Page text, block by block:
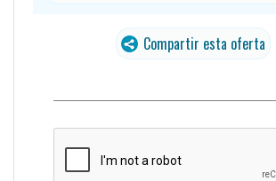
Compartir esta oferta